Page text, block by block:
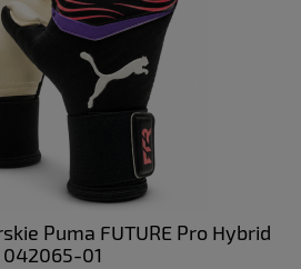
Puma FUTURE Pro Hybrid
042065-01